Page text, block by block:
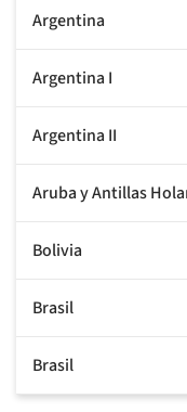
Argentina
Argentina I
Argentina II
Aruba y Antillas
Bolivia
Brasil
Brasil